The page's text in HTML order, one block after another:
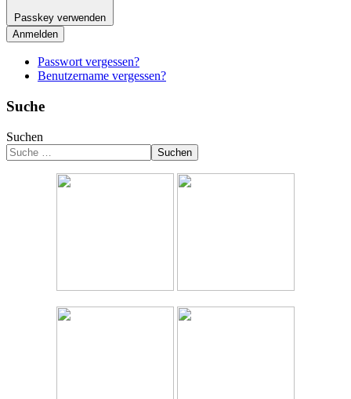
Passkey verwenden
Anmelden
Passwort vergessen?
Benutzername vergessen?
Suche
Suchen
Suchen